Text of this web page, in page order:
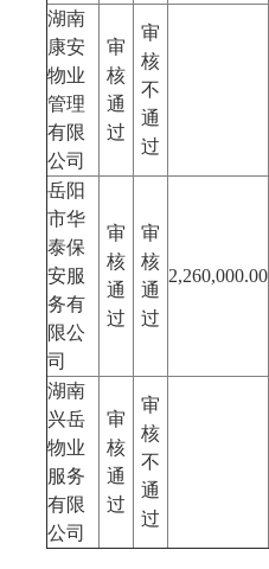
湖南
康安
物业
管理
有限
公司
审
核
通
过
审
核
不
通
过
岳阳
市华
泰保
安服
务有
限公
司
审
核
通
过
审
核
通
过
2,260,000.00
湖南
兴岳
物业
服务
有限
公司
审
核
通
过
审
核
不
通
过